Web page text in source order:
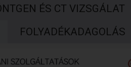
ÉS CT VIZSGÁLAT
FOLYADÉKADAGOLÁS